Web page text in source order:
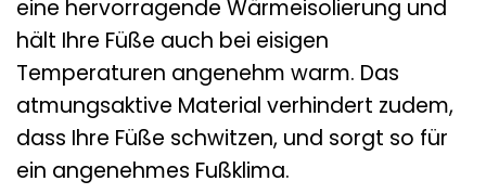
eine hervorragende Wärmeisolierung und
hält Ihre Füße auch bei eisigen
Temperaturen angenehm warm. Das
atmungsaktive Material verhindert zudem,
dass Ihre Füße schwitzen, und sorgt so für
ein angenehmes Fußklima.